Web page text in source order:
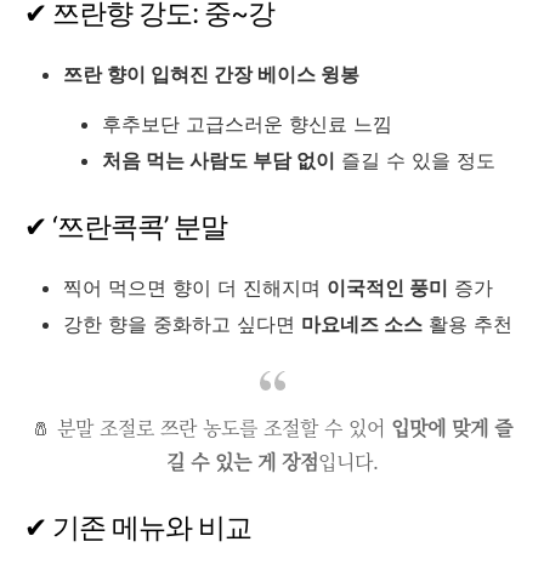
✔ 쯔란향 강도: 중~강
쯔란 향이 입혀진 간장 베이스 윙봉
후추보단 고급스러운 향신료 느낌
처음 먹는 사람도 부담 없이 즐길 수 있을 정도
✔ ‘쯔란콕콕’ 분말
찍어 먹으면 향이 더 진해지며 이국적인 풍미 증가
강한 향을 중화하고 싶다면 마요네즈 소스 활용 추천
🧂 분말 조절로 쯔란 농도를 조절할 수 있어 입맛에 맞게 즐
길 수 있는 게 장점입니다.
✔ 기존 메뉴와 비교